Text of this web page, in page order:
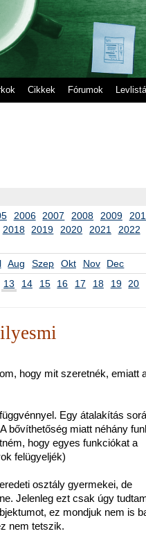
Cikkek Fórumok
2006 2007 2008 2009
2018 2019 2020 2021
2022
Aug Szep Okt Nov
Dec
13 14 15 16 17 18 19
20
hogy mit szeretnék, emiatt
Egy átalakítás
bővíthetőség miatt néhány
hogy egyes funkciókat a
felügyeljék)
osztály gyermekei, de
Jelenleg ezt csak úgy
ez mondjuk nem is
nem tetszik.